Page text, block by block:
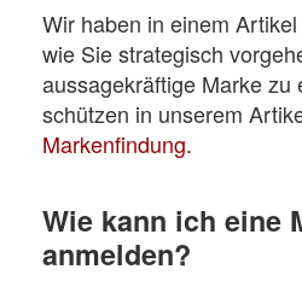
Wir haben in einem
wie Sie strategisch
aussagekräftige Marke zu
schützen in unserem
Markenfindung.
Wie kann ich eine
anmelden?